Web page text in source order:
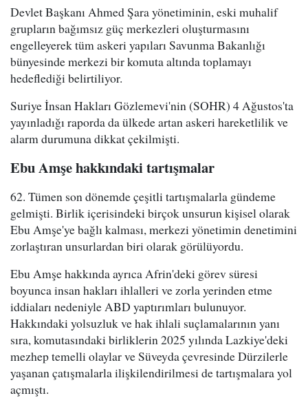
Devlet Başkanı Ahmed Şara yönetiminin, eski muhalif
grupların bağımsız güç merkezleri oluşturmasını
engelleyerek tüm askeri yapıları Savunma Bakanlığı
bünyesinde merkezi bir komuta altında toplamayı
hedeflediği belirtiliyor.
Suriye İnsan Hakları Gözlemevi'nin (SOHR) 4 Ağustos'ta
yayınladığı raporda da ülkede artan askeri hareketlilik ve
alarm durumuna dikkat çekilmişti.
Ebu Amşe hakkındaki tartışmalar
62. Tümen son dönemde çeşitli tartışmalarla gündeme
gelmişti. Birlik içerisindeki birçok unsurun kişisel olarak
Ebu Amşe'ye bağlı kalması, merkezi yönetimin denetimini
zorlaştıran unsurlardan biri olarak görülüyordu.
Ebu Amşe hakkında ayrıca Afrin'deki görev süresi
boyunca insan hakları ihlalleri ve zorla yerinden etme
iddiaları nedeniyle ABD yaptırımları bulunuyor.
Hakkındaki yolsuzluk ve hak ihlali suçlamalarının yanı
sıra, komutasındaki birliklerin 2025 yılında Lazkiye'deki
mezhep temelli olaylar ve Süveyda çevresinde Dürzilerle
yaşanan çatışmalarla ilişkilendirilmesi de tartışmalara yol
açmıştı.